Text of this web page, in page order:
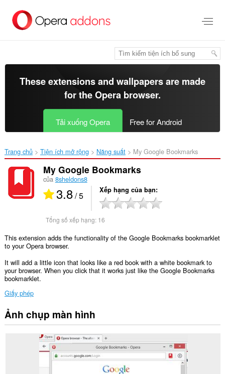
đến
These extensions and wallpapers are made
for theOpera browser.
Tải xuống Opera Free for Android
Trang chủ Tiện ích mở rộng Năng suất My Google Bookmarks‎
My Google Bookmarks
của 8sheldons8
3.8/ 5 Xếp hạng của bạn
Tổng số xếp hạng: 16
This extension adds the functionality of the Google Bookmarks bookmarklet
to your Opera browser.
It will add a little icon that looks like a red book with a white bookmark to
your browser. When you click that it works just like the Google Bookmarks
bookmarklet.
Giấy phép
Tiện
ích
Ảnh chụp màn hình